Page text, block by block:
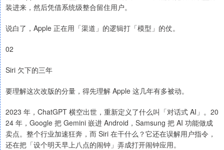
装进来，然后凭借系统级整合留住用户。
说白了，Apple 正在用「渠道」的逻辑打「模型」的仗。
02
Siri 欠下的三年
要理解这次改版的分量，得先理解 Apple 这几年有多被动。
2023 年，ChatGPT 横空出世，重新定义了什么叫「对话式 AI」。20
24 年，Google 把 Gemini 嵌进 Android，Samsung 把 AI 功能做成
卖点。整个行业加速狂奔，而 Siri 在干什么？它还在误解用户指令，
还在把「设个明天早上八点的闹钟」弄成打开闹钟应用。